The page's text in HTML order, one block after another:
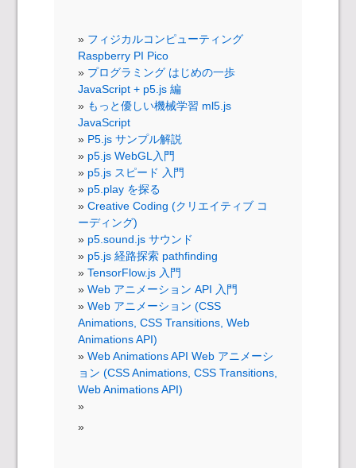
フィジカルコンピューティング
Raspberry PI Pico
プログラミング はじめの一歩
JavaScript + p5.js 編
もっと優しい機械学習 ml5.js
JavaScript
P5.js サンプル解説
p5.js WebGL入門
p5.js スピード 入門
p5.play を探る
Creative Coding (クリエイティブ コ
ーディング)
p5.sound.js サウンド
p5.js 経路探索 pathfinding
TensorFlow.js 入門
Web アニメーション API 入門
Web アニメーション (CSS
Animations, CSS Transitions, Web
Animations API)
Web Animations API Web アニメーシ
ョン (CSS Animations, CSS Transitions,
Web Animations API)